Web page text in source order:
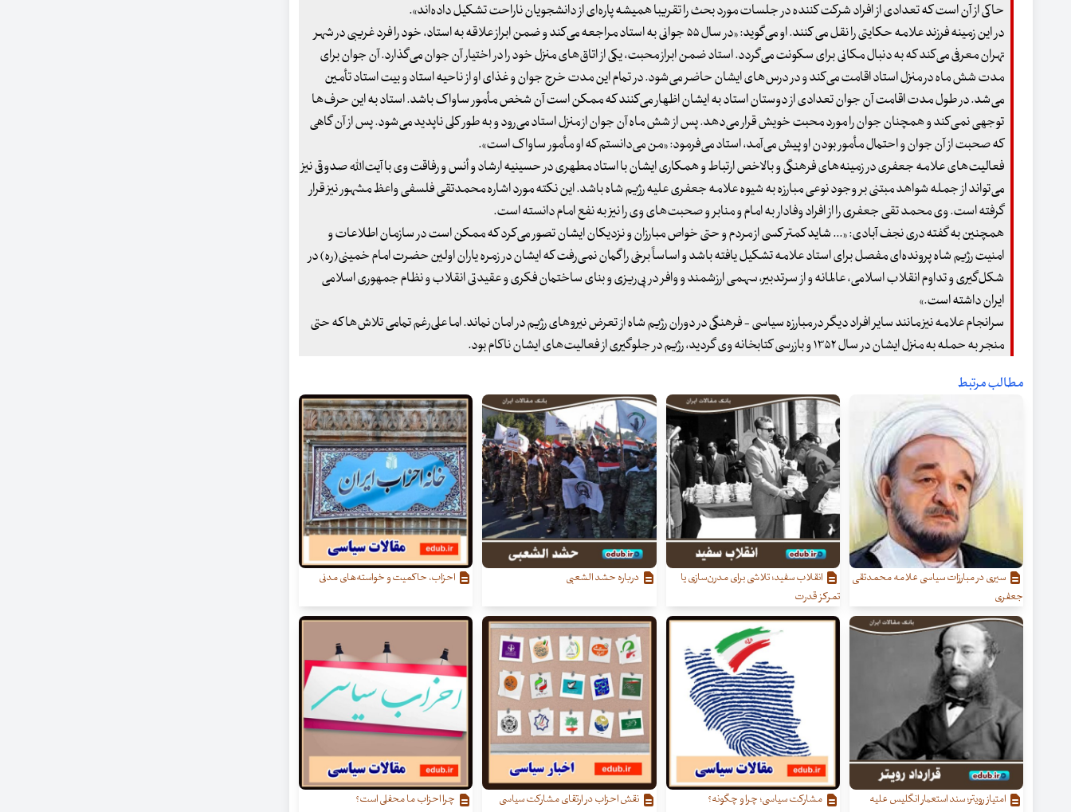
حاکی از آن است که تعدادی از افراد شرکت کننده در جلسات مورد بحث را تقریبا همیشه پاره‌ای از دانشجویان ناراحت تشکیل داده‌اند».
در این زمینه فرزند علامه حکایتی را نقل می کنند. او می‌گوید: «در سال ۵۵ جوانی به استاد مراجعه می‌کند و ضمن ابراز علاقه به استاد، خود را فرد غریبی در شهر
تهران معرفی می‌کند که به دنبال مکانی برای سکونت می‌گردد. استاد ضمن ابراز محبت، یکی از اتاق‌های منزل خود را در اختیار آن جوان می‌گذارد. آن جوان برای
مدت شش ماه در منزل استاد اقامت می‌کند و در درس‌های ایشان حاضر می‌شود. در تمام این مدت خرج جوان و غذای او از ناحیه‌ استاد و بیت استاد تأمین
می‌شد. در طول مدت اقامت آن جوان تعدادی از دوستان استاد به ایشان اظهار می‌کنند که ممکن است آن شخص مأمور ساواک باشد. استاد به این حرف‌ها
توجهی نمی‌کند و همچنان جوان را مورد محبت خویش قرار می‌دهد. پس از شش ماه آن جوان از منزل استاد می‌رود و به طور کلی ناپدید می‌شود. پس از آن گاهی
که صحبت از آن جوان و احتمال مأمور بودن او پیش می‌آمد، استاد می‌فرمود: «من می‌دانستم که او مأمور ساواک است».
فعالیت‌های علامه جعفری در زمینه‌های فرهنگی و بالاخص ارتباط و همکاری ایشان با استاد مطهری در حسینیه‌ ارشاد و أنس و رفاقت وی با آیت‌الله صدوقی نیز
می‌تواند از جمله شواهد مبتنی بر وجود نوعی مبارزه به شیوه‌ علامه جعفری علیه رژیم شاه باشد. این نکته مورد اشاره‌ محمدتقی فلسفی واعظ مشهور نیز قرار
گرفته است. وی محمد تقی جعفری را از افراد وفادار به امام و منابر و صحبت‌های وی را نیز به نفع امام دانسته است.
همچنین به گفته دری نجف آبادی: «... شاید کمتر کسی از مردم و حتی خواص مبارزان و نزدیکان ایشان تصور می‌کرد که ممکن است در سازمان اطلاعات و
امنیت رژیم شاه پرونده‌ای مفصل برای استاد علامه تشکیل یافته باشد و اساساً برخی را گمان نمی‌رفت که ایشان در زمره‌ یاران اولین حضرت امام خمینی(ره) در
شکل‌گیری و تداوم انقلاب اسلامی، عالمانه و از سرتدبیر، سهمی ارزشمند و وافر در پی‌ریزی و بنای ساختمان فکری و عقیدتی انقلاب و نظام جمهوری اسلامی
ایران داشته است.»
سرانجام علامه نیز مانند سایر افراد دیگر در مبارزه‌ سیاسی - فرهنگی در دوران رژیم شاه از تعرض نیروهای رژیم در امان نماند. اما علی‌رغم تمامی تلاش‌ها که حتی
منجر به حمله به منزل ایشان در سال ۱۳۵۲ و بازرسی کتابخانه‌ وی گردید، رژیم در جلوگیری از فعالیت‌های ایشان ناکام بود.
مطالب مرتبط
سیری در مبارزات سیاسی علامه محمدتقی
جعفری
انقلاب سفید؛ تلاشی برای مدرن‌سازی یا
تمرکز قدرت
درباره حشد الشعبی احزاب، حاکمیت و خواسته‌های مدنی
امتیاز رویتر؛ سند استعمار انگلیس علیه
مشارکت سیاسی؛ چرا و چگونه؟ نقش احزاب در ارتقای مشارکت سیاسی چرا احزاب ما محفلی است؟